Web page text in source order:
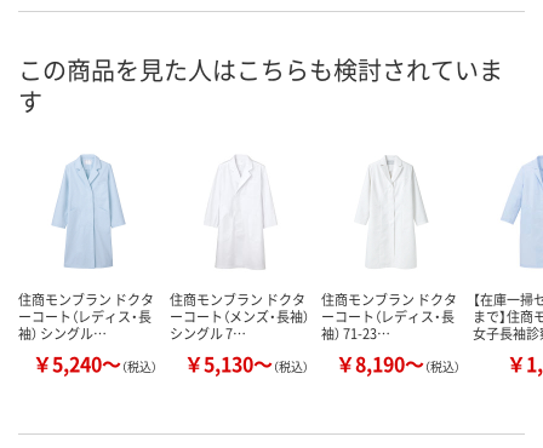
お申込番
在庫 あり あり あり
数量
カゴへ
この商品を見た人はこちらも検討されていま
す
住商モンブラン ドクタ
ーコート（レディス・長
袖） シングル…
￥5,240～（税込）
住商モンブラン ドクタ
ーコート（メンズ・長袖）
シングル 7…
￥5,130～（税込）
住商モンブラン ドクタ
ーコート（レディス・長
袖） 71-23…
￥8,190～（税込）
【在庫一掃
まで】住商
女子長袖
￥